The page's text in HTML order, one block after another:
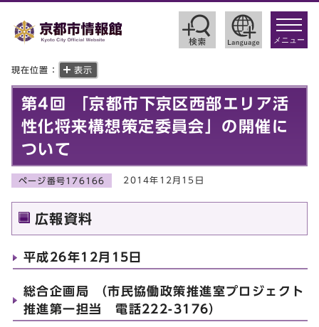
toggle
メニュー
現在位置： 表示
第4回 「京都市下京区西部エリア活
性化将来構想策定委員会」の開催に
ついて
ページ番号176166 2014年12月15日
広報資料
平成26年12月15日
総合企画局 （市民協働政策推進室プロジェクト
推進第一担当 電話222-3176）